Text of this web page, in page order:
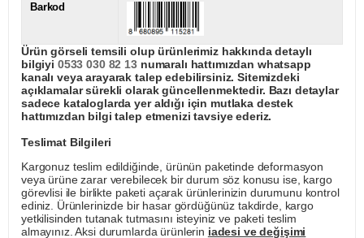
Barkod
Ürün görseli temsili olup ürünlerimiz hakkında detaylı
bilgiyi 0533 030 82 13numaralı hattımızdan whatsapp
kanalı veya arayarak talep edebilirsiniz. Sitemizdeki
açıklamalar sürekli olarak güncellenmektedir. Bazı detaylar
sadece kataloglarda yer aldığı için mutlaka destek
hattımızdan bilgi talep etmenizi tavsiye ederiz.
Teslimat Bilgileri
Kargonuz teslim edildiğinde, ürünün paketinde deformasyon
veya ürüne zarar verebilecek bir durum söz konusu ise, kargo
görevlisi ile birlikte paketi açarak ürünlerinizin durumunu kontrol
ediniz. Ürünlerinizde bir hasar gördüğünüz takdirde, kargo
yetkilisinden tutanak tutmasını isteyiniz ve paketi teslim
almayınız. Aksi durumlarda ürünlerin iadesi ve değişimi